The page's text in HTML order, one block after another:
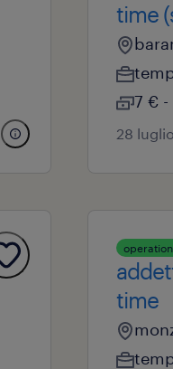
time
7 €
28
time